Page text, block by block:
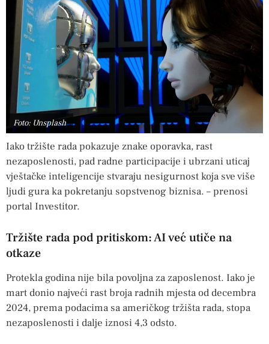
Foto: Unsplash
Iako tržište rada pokazuje znake oporavka, rast
nezaposlenosti, pad radne participacije i ubrzani uticaj
vještačke inteligencije stvaraju nesigurnost koja sve više
ljudi gura ka pokretanju sopstvenog biznisa. – prenosi
portal Investitor.
Tržište rada pod pritiskom: AI već utiče na
otkaze
Protekla godina nije bila povoljna za zaposlenost. Iako je
mart donio najveći rast broja radnih mjesta od decembra
2024, prema podacima sa američkog tržišta rada, stopa
nezaposlenosti i dalje iznosi 4,3 odsto.